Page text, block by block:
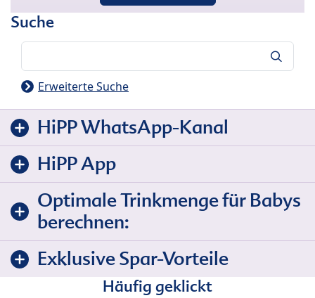
Suche
Erweiterte Suche
HiPP WhatsApp-Kanal
HiPP App
Optimale Trinkmenge für Babys
berechnen:
Exklusive Spar-Vorteile
Häufig geklickt